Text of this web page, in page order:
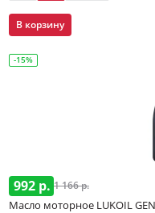
В корзину
-15%
992 р. 1 166 р.
Масло моторное LUKOIL